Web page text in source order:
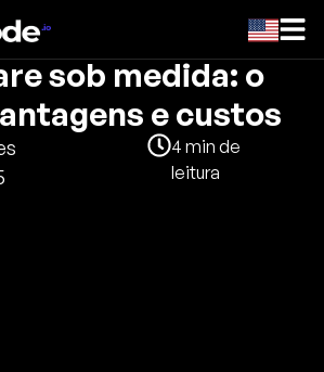
de
sob medida: o
e custos
4 min de
leitura